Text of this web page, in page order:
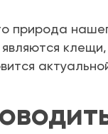
природа